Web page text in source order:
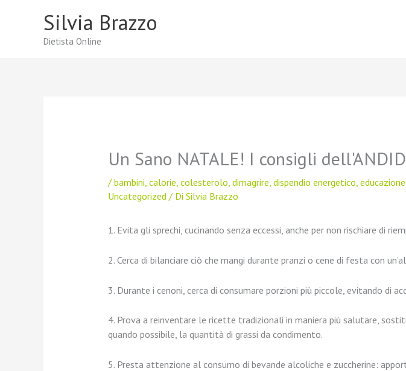
Silvia Brazzo
Dietista Online
Un Sano NATALE! I consigli
/ bambini, calorie, colesterolo, dimagrire, dispendio energetico,
Uncategorized/ Di Silvia Brazzo
1. Evita gli sprechi, cucinando senza eccessi, anche per non rischiare di
2. Cerca di bilanciare ciò che mangi durante pranzi o cene di festa con
3. Durante i cenoni, cerca di consumare porzioni più piccole, evitando di
4. Prova a reinventare le ricette tradizionali in maniera più salutare,
quando possibile, la quantità di grassi da condimento.
5. Presta attenzione al consumo di bevande alcoliche e zuccherine: